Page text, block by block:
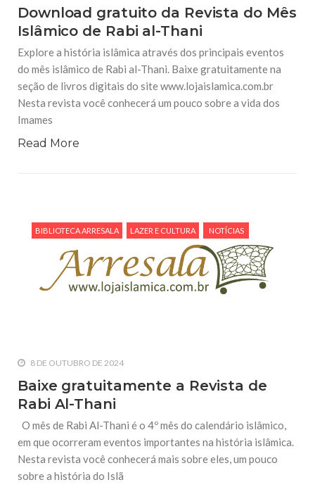
Download gratuito da Revista do Mês
Islâmico de Rabi al-Thani
Explore a história islâmica através dos principais eventos
do mês islâmico de Rabi al-Thani. Baixe gratuitamente na
seção de livros digitais do site www.lojaislamica.com.br
Nesta revista você conhecerá um pouco sobre a vida dos
Imames
Read More
BIBLIOTECA ARRESALA LAZER E CULTURA NOTÍCIAS
8 DE OUTUBRO DE 2024
Baixe gratuitamente a Revista de
Rabi Al-Thani
O mês de Rabi Al-Thani é o 4º mês do calendário islâmico,
em que ocorreram eventos importantes na história islâmica.
Nesta revista você conhecerá mais sobre eles, um pouco
sobre a história do Islã